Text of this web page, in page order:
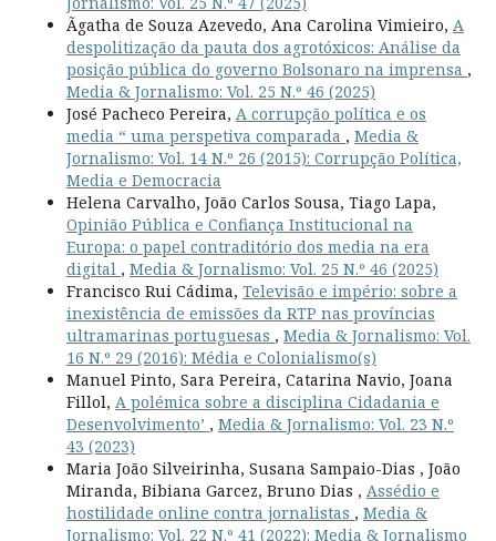
Ãgatha de Souza Azevedo, Ana Carolina Vimieiro, A
despolitização da pauta dos agrotóxicos: Análise da
posição pública do governo Bolsonaro na imprensa ,
Media & Jornalismo: Vol. 25 N.º 46 (2025)
José Pacheco Pereira, A corrupção política e os
media “ uma perspetiva comparada , Media &
Jornalismo: Vol. 14 N.º 26 (2015): Corrupção Política,
Media e Democracia
Helena Carvalho, João Carlos Sousa, Tiago Lapa,
Opinião Pública e Confiança Institucional na
Europa: o papel contraditório dos media na era
digital , Media & Jornalismo: Vol. 25 N.º 46 (2025)
Francisco Rui Cádima, Televisão e império: sobre a
inexistência de emissões da RTP nas províncias
ultramarinas portuguesas , Media & Jornalismo: Vol.
16 N.º 29 (2016): Média e Colonialismo(s)
Manuel Pinto, Sara Pereira, Catarina Navio, Joana
Fillol, A polémica sobre a disciplina Cidadania e
Desenvolvimento’ , Media & Jornalismo: Vol. 23 N.º
43 (2023)
Maria João Silveirinha, Susana Sampaio-Dias , João
Miranda, Bibiana Garcez, Bruno Dias , Assédio e
hostilidade online contra jornalistas , Media &
Jornalismo: Vol. 22 N.º 41 (2022): Media & Jornalismo